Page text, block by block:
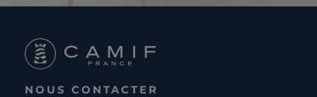
NOUS CONTACTER